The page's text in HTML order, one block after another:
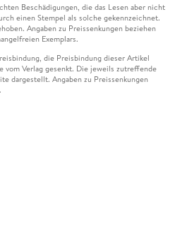
Beschädigungen, die das Lesen aber nicht
einen Stempel als solche gekennzeichnet.
Angaben zu Preissenkungen beziehen
Exemplars.
die Preisbindung dieser Artikel
vom Verlag gesenkt. Die jeweils zutreffende
dargestellt. Angaben zu Preissenkungen